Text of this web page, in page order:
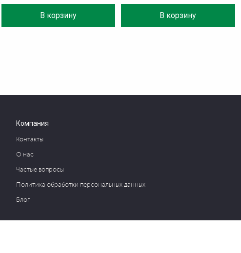
В корзину В корзину
Компания
Контакты
О нас
Частые вопросы
Политика обработки персональных данных
Блог